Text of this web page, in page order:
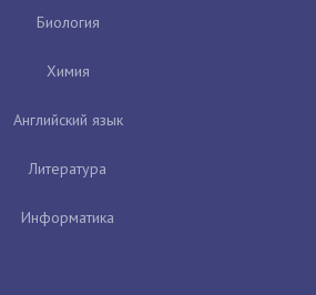
Биология
Химия
Английский язык
Литература
Информатика